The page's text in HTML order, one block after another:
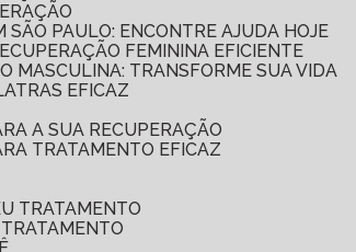
SÃO PAULO: ENCONTRE AJUDA HOJE
FEMININA EFICIENTE
MASCULINA: TRANSFORME SUA VIDA
EFICAZ
A SUA RECUPERAÇÃO
TRATAMENTO EFICAZ
TRATAMENTO